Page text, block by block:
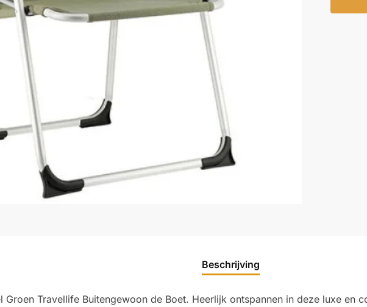
Beschrijving
Groen Travellife Buitengewoon de Boet. Heerlijk ontspannen in deze luxe en